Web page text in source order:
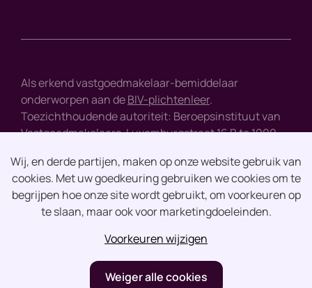
Als erkend vastgoedmakelaar-bemiddelaar
onderworpen aan deBIV-plichtenleer.
Toezichthoudende autoriteit: Beroepsinstituut van
Vastgoedmakelaars, Luxemburgstraat 16 B te 1000
Disclaimer
Privacy
design by vector bross
Wij, en derde partijen, maken op onze website gebruik van
cookies. Met uw goedkeuring gebruiken we cookies om te
begrijpen hoe onze site wordt gebruikt, om voorkeuren op
te slaan, maar ook voor marketingdoeleinden.
Voorkeuren wijzigen
Weiger alle cookies